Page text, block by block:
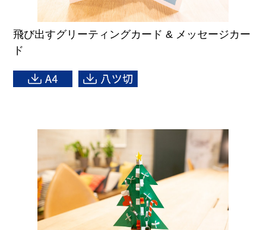
飛び出すグリーティングカード & メッセージカー
ド